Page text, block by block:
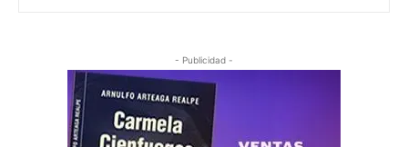
- Publicidad -